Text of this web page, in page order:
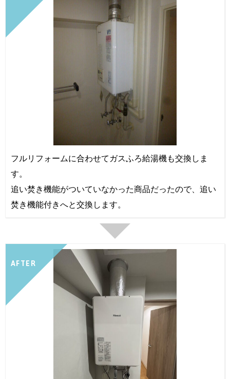
フルリフォームに合わせてガスふろ給湯機も交換しま
す。
追い焚き機能がついていなかった商品だったので、追い
焚き機能付きへと交換します。
AFTER